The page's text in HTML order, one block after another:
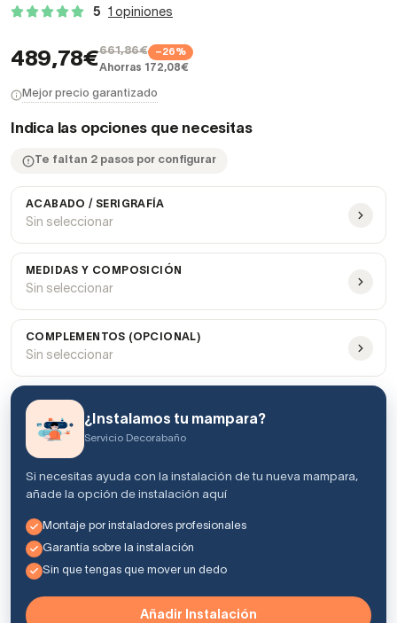
5 1 opiniones
489,78€661,86€ −26%
Ahorras 172,08€
Mejor precio garantizado
Indica las opciones que necesitas
Te faltan 2 pasos por configurar
ACABADO / SERIGRAFÍA
Sin seleccionar
MEDIDAS Y COMPOSICIÓN
Sin seleccionar
COMPLEMENTOS (OPCIONAL)
Sin seleccionar
¿Instalamos tu mampara?
Servicio Decorabaño
Si necesitas ayuda con la instalación de tu nueva mampara,
añade la opción de instalación aquí
Montaje por instaladores profesionales
Garantía sobre la instalación
Sin que tengas que mover un dedo
Añadir Instalación